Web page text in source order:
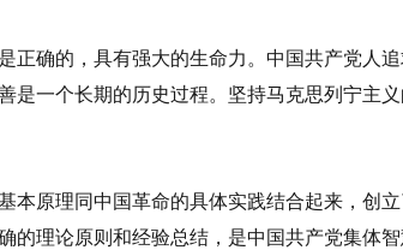
正确的，具有强大的生命力。中国共产党人
一个长期的历史过程。坚持马克思列宁主
本原理同中国革命的具体实践结合起来，创
理论原则和经验总结，是中国共产党集体